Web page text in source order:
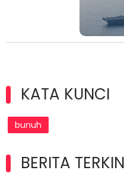
KATA KUNCI
bunuh
BERITA